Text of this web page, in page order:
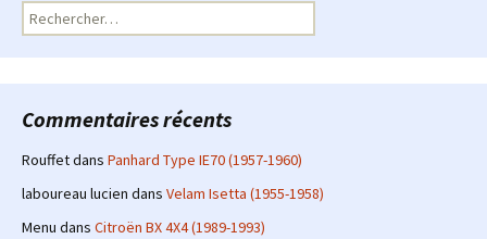
Rechercher :
Commentaires récents
Rouffetdans Panhard Type IE70 (1957-1960)
laboureau lucien dans Velam Isetta (1955-1958)
Menu dans Citroën BX 4X4 (1989-1993)